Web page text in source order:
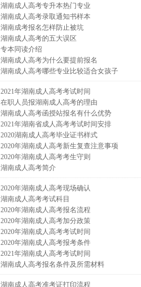
湖南成人高考专升本热门专业
湖南成人高考录取通知书样本
湖南成考报名怎样防止被坑
湖南成人高考的五大误区
专本同读介绍
湖南成人高考为什么要提前报名
湖南成人高考哪些专业比较适合女孩子
2021年湖南成人高考考试时间
在职人员报湖南成人高考的理由
湖南成人高考函授站报名有什么优势
2021年湖南省成人高考考试时间安排
2020湖南成人高考毕业证书样式
2020年湖南成人高考新生复查注意事项
2020年湖南成人高考考生守则
湖南成人高考简介
2020年湖南成人高考现场确认
湖南成人高考考试科目
2020年湖南成人高考报名流程
2020年湖南成人高考加分政策
2020年湖南成人高考考试时间
2020年湖南成人高考报考条件
2021年湖南成人高考考试时间
湖南成人高考报名条件及所需材料
湖南成人高考准考证打印流程